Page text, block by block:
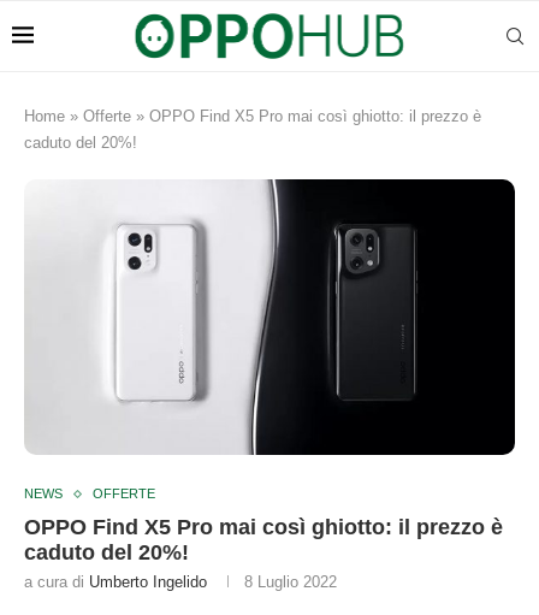
Home » Offerte » OPPO Find X5 Pro mai così ghiotto: il prezzo è
caduto del 20%!
NEWS OFFERTE
OPPO Find X5 Pro mai così ghiotto: il prezzo è
caduto del 20%!
a cura di Umberto Ingelido 8 Luglio 2022